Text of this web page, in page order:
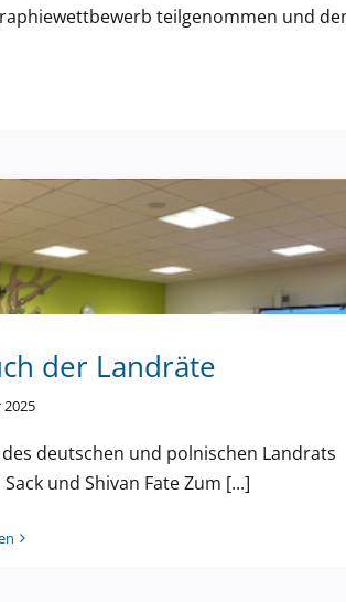
2026
teilgenommen und
der Landräte
2025
des deutschen und polnischen Landrats
und Shivan Fate Zum [...]